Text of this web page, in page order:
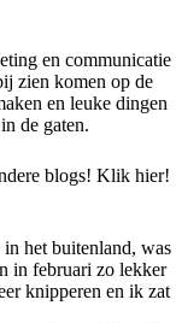
en communicatie
zien komen op de
en leuke dingen
de gaten.
blogs! Klik hier!
het buitenland, was
in februari zo lekker
knipperen en ik zat